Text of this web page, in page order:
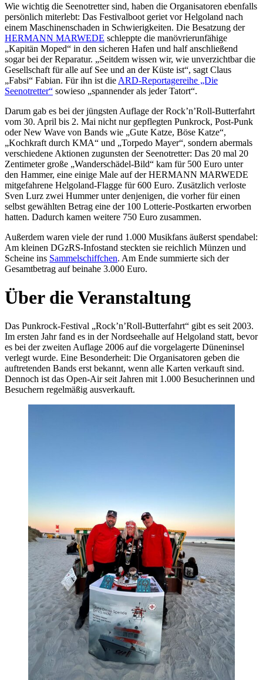
Wie wichtig die Seenotretter sind, haben die Organisatoren ebenfalls
persönlich miterlebt: Das Festivalboot geriet vor Helgoland nach
einem Maschinenschaden in Schwierigkeiten. Die Besatzung der
HERMANN MARWEDE schleppte die manövrierunfähige
„Kapitän Moped“ in den sicheren Hafen und half anschließend
sogar bei der Reparatur. „Seitdem wissen wir, wie unverzichtbar die
Gesellschaft für alle auf See und an der Küste ist“, sagt Claus
„Fabsi“ Fabian. Für ihn ist die ARD-Reportagereihe „Die
Seenotretter“ sowieso „spannender als jeder Tatort“.
Darum gab es bei der jüngsten Auflage der Rock’n’Roll-Butterfahrt
vom 30. April bis 2. Mai nicht nur gepflegten Punkrock, Post-Punk
oder New Wave von Bands wie „Gute Katze, Böse Katze“,
„Kochkraft durch KMA“ und „Torpedo Mayer“, sondern abermals
verschiedene Aktionen zugunsten der Seenotretter: Das 20 mal 20
Zentimeter große „Wanderschädel-Bild“ kam für 500 Euro unter
den Hammer, eine einige Male auf der HERMANN MARWEDE
mitgefahrene Helgoland-Flagge für 600 Euro. Zusätzlich verloste
Sven Lurz zwei Hummer unter denjenigen, die vorher für einen
selbst gewählten Betrag eine der 100 Lotterie-Postkarten erworben
hatten. Dadurch kamen weitere 750 Euro zusammen.
Außerdem waren viele der rund 1.000 Musikfans äußerst spendabel:
Am kleinen DGzRS-Infostand steckten sie reichlich Münzen und
Scheine ins Sammelschiffchen. Am Ende summierte sich der
Gesamtbetrag auf beinahe 3.000 Euro.
Über die Veranstaltung
Das Punkrock-Festival „Rock’n’Roll-Butterfahrt“ gibt es seit 2003.
Im ersten Jahr fand es in der Nordseehalle auf Helgoland statt, bevor
es bei der zweiten Auflage 2006 auf die vorgelagerte Düneninsel
verlegt wurde. Eine Besonderheit: Die Organisatoren geben die
auftretenden Bands erst bekannt, wenn alle Karten verkauft sind.
Dennoch ist das Open-Air seit Jahren mit 1.000 Besucherinnen und
Besuchern regelmäßig ausverkauft.